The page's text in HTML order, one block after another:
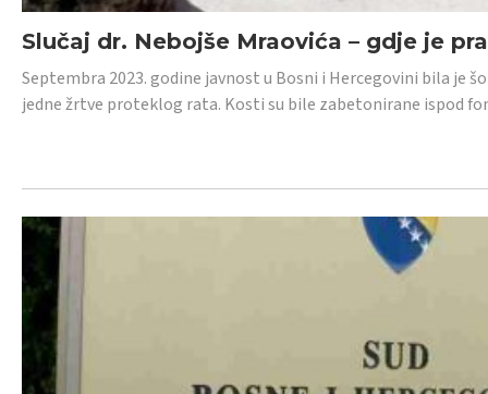
Slučaj dr. Nebojše Mraovića – gdje je
Septembra 2023. godine javnost u Bosni i Hercegovini bila je
jedne žrtve proteklog rata. Kosti su bile zabetonirane ispod